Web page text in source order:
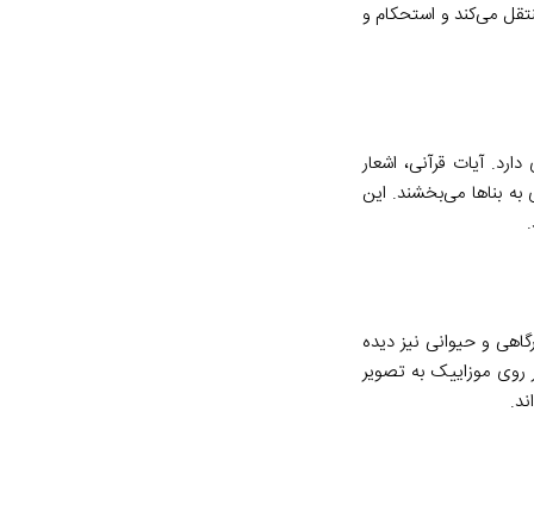
می‌کند و استحکام و
آیات قرآنی، اشعار
بناها می‌بخشند. این
و حیوانی نیز دیده
روی موزاییک به تصویر